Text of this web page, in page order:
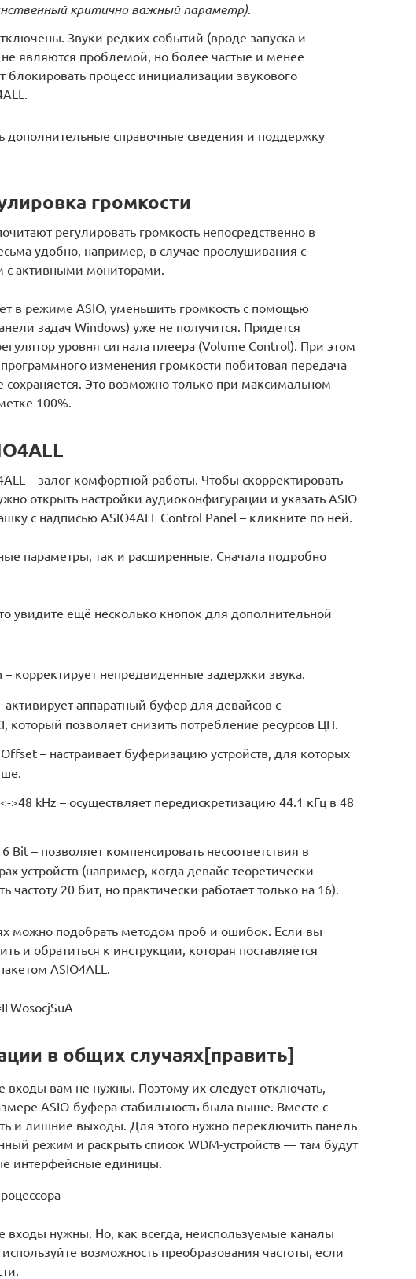
критично важный параметр).
Звуки редких событий (вроде запуска и
являются проблемой, но более частые и менее
блокировать процесс инициализации звукового
дополнительные справочные сведения и поддержку
громкости
регулировать громкость непосредственно в
удобно, например, в случае прослушивания с
с активными мониторами.
в режиме ASIO, уменьшить громкость с помощью
задач Windows) уже не получится. Придется
уровня сигнала плеера (Volume Сontrol). При этом
изменения громкости побитовая передача
Это возможно только при максимальном
100%.
– залог комфортной работы. Чтобы скорректировать
открыть настройки аудиоконфигурации и указать ASIO
с надписью ASIO4ALL Control Panel – кликните по ней.
параметры, так и расширенные. Сначала подробно
увидите ещё несколько кнопок для дополнительной
– корректирует непредвиденные задержки звука.
активирует аппаратный буфер для девайсов с
который позволяет снизить потребление ресурсов ЦП.
– настраивает буферизацию устройств, для которых
>48 kHz – осуществляет передискретизацию 44.1 кГц в 48
Bit – позволяет компенсировать несоответствия в
устройств (например, когда девайс теоретически
частоту 20 бит, но практически работает только на 16).
можно подобрать методом проб и ошибок. Если вы
и обратиться к инструкции, которая поставляется
ASIO4ALL.
в общих случаях[править]
входы вам не нужны. Поэтому их следует отключать,
ASIO-буфера стабильность была выше. Вместе с
и лишние выходы. Для этого нужно переключить панель
режим и раскрыть список WDM-устройств — там будут
интерфейсные единицы.
входы нужны. Но, как всегда, неиспользуемые каналы
возможность преобразования частоты, если